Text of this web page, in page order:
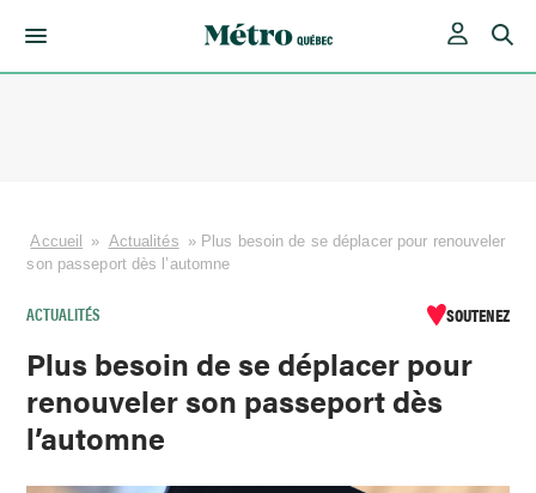
Accueil » Actualités » Plus besoin de se déplacer pour renouveler
son passeport dès l’automne
ACTUALITÉS SOUTENEZ
Plus besoin de se déplacer pour
renouveler son passeport dès
l’automne